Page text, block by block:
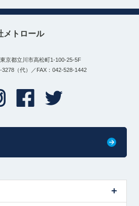
メトロール
京都立川市高松町1-100-25-5F
3278（代）／FAX：042-528-1442